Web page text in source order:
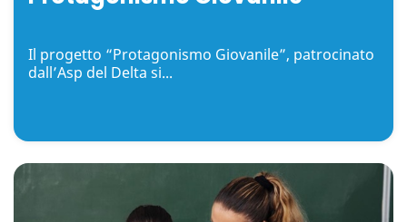
Il progetto “Protagonismo Giovanile”, patrocinato
dall’Asp del Delta si...